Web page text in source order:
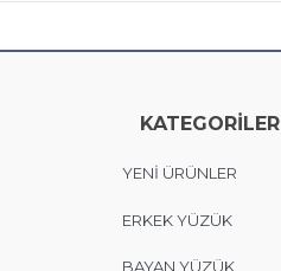
KATEGORİLER
YENİ ÜRÜNLER
ERKEK YÜZÜK
BAYAN YÜZÜK